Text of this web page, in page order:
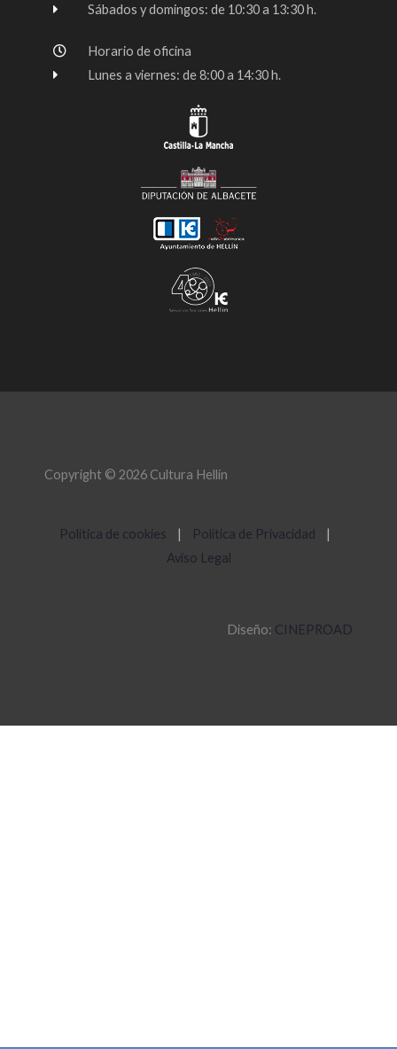
Sábados y domingos: de 10:30 a 13:30 h.
Horario de oficina
Lunes a viernes: de 8:00 a 14:30 h.
Copyright © 2026 Cultura Hellín
Política de cookies | Política de Privacidad
|
Aviso Legal
Diseño: CINEPROAD